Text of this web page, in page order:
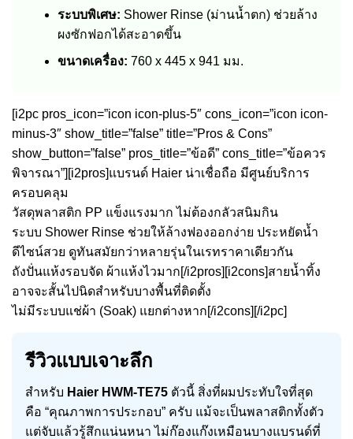
ระบบพิเศษ: Shower Rinse (ม่านน้ำตก) ช่วยล้าง
ผงซักฟอกได้สะอาดขึ้น
ขนาดเครื่อง: 760 x 445 x 941 มม.
[i2pc pros_icon=”icon icon-plus-5″ cons_icon=”icon icon-
minus-3″ show_title=”false” title=”Pros & Cons”
show_button=”false” pros_title=”ข้อดี” cons_title=”ข้อควร
พิจารณา”][i2pros]แบรนด์ Haier น่าเชื่อถือ มีศูนย์บริการ
ครอบคลุม
วัสดุพลาสติก PP แข็งแรงมาก ไม่ต้องกลัวสนิมกิน
ระบบ Shower Rinse ช่วยให้ล้างฟองออกง่าย ประหยัดน้ำ
ดีไซน์สวย ดูทันสมัยกว่าหลายรุ่นในเรทราคาเดียวกัน
ถังปั่นแห้งรอบจัด ผ้าแห้งไวมาก[/i2pros][i2cons]สายน้ำทิ้ง
อาจจะสั้นไปนิดสำหรับบางพื้นที่ติดตั้ง
ไม่มีระบบแช่ผ้า (Soak) แยกต่างหาก[/i2cons][/i2pc]
รีวิวแบบเจาะลึก
สำหรับ Haier HWM-TE75 ตัวนี้ สิ่งที่ผมประทับใจที่สุด
คือ “คุณภาพการประกอบ” ครับ แม้จะเป็นพลาสติกทั้งตัว
แต่จับแล้วรู้สึกแน่นหนา ไม่ก๊องแก๊งเหมือนบางแบรนด์ที่